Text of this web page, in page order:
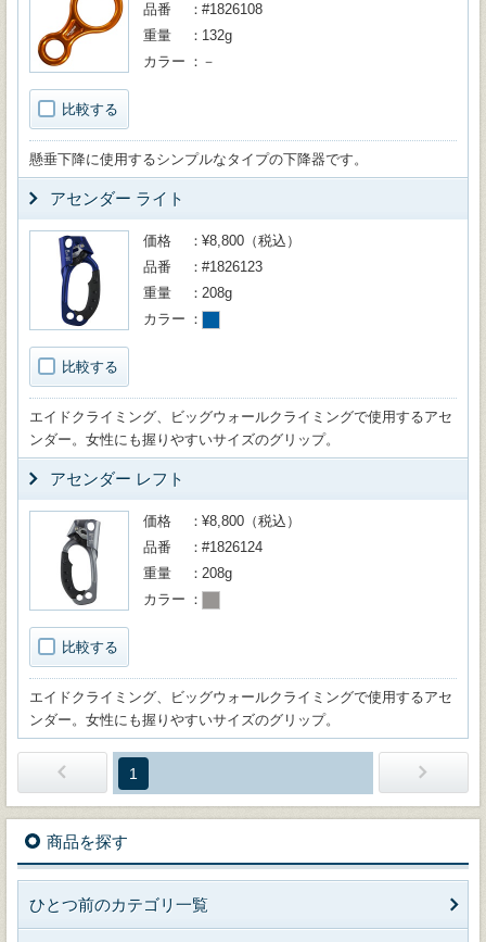
比較する
品番
#1826108
重量
132g
カラー
－
懸垂下降に使用するシンプルなタイプの下降器です。
アセンダー ライト
比較する
価格
¥8,800（税込）
品番
#1826123
重量
208g
カラー
エイドクライミング、ビッグウォールクライミングで使用するアセ
ンダー。女性にも握りやすいサイズのグリップ。
アセンダー レフト
比較する
価格
¥8,800（税込）
品番
#1826124
重量
208g
カラー
エイドクライミング、ビッグウォールクライミングで使用するアセ
ンダー。女性にも握りやすいサイズのグリップ。
1
商品を探す
ひとつ前のカテゴリ一覧